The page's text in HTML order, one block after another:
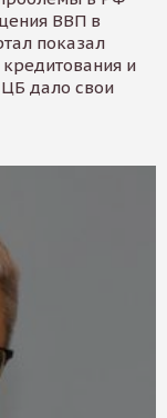
ВВП в
показал
и
ЦБ дало свои